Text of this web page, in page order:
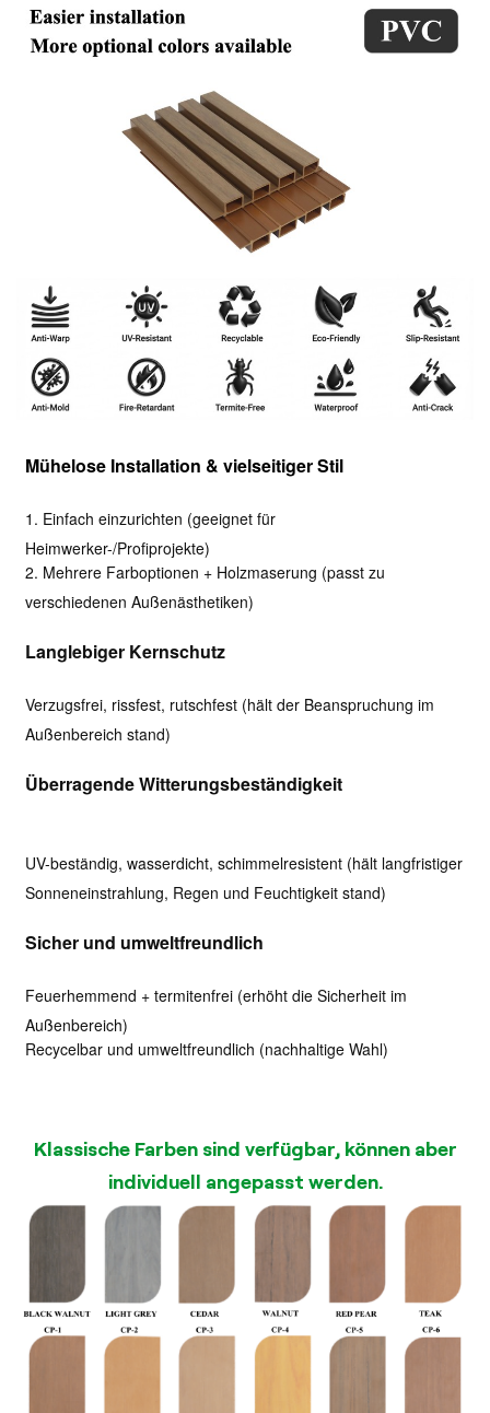
Mühelose Installation & vielseitiger Stil
1. Einfach einzurichten (geeignet für
Heimwerker-/Profiprojekte)
2. Mehrere Farboptionen + Holzmaserung (passt zu
verschiedenen Außenästhetiken)
Langlebiger Kernschutz
Verzugsfrei, rissfest, rutschfest (hält der Beanspruchung im
Außenbereich stand)
Überragende Witterungsbeständigkeit
UV-beständig, wasserdicht, schimmelresistent (hält langfristiger
Sonneneinstrahlung, Regen und Feuchtigkeit stand)
Sicher und umweltfreundlich
Feuerhemmend + termitenfrei (erhöht die Sicherheit im
Außenbereich)
Recycelbar und umweltfreundlich (nachhaltige Wahl)
Klassische Farben sind verfügbar, können aber
individuell angepasst werden.